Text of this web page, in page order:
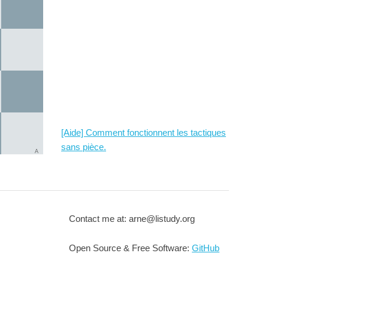
A
[Aide] Comment fonctionnent les tactiques
sans pièce.
Contact me at: arne@listudy.org
Open Source & Free Software:GitHub